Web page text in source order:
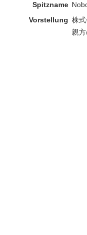
Spitzname
Vorstellung 株
親方